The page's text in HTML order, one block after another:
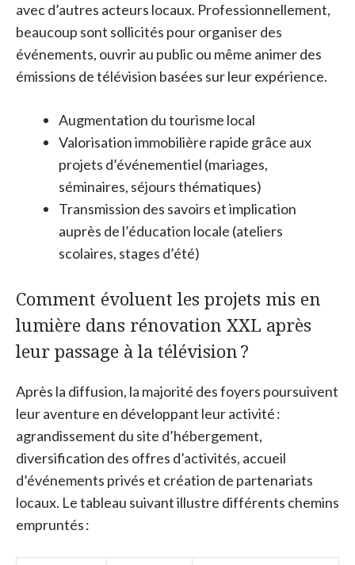
avec d’autres acteurs locaux. Professionnellement,
beaucoup sont sollicités pour organiser des
événements, ouvrir au public ou même animer des
émissions de télévision basées sur leur expérience.
Augmentation du tourisme local
Valorisation immobilière rapide grâce aux
projets d’événementiel (mariages,
séminaires, séjours thématiques)
Transmission des savoirs et implication
auprès de l’éducation locale (ateliers
scolaires, stages d’été)
Comment évoluent les projets mis en
lumière dans rénovation XXL après
leur passage à la télévision ?
Après la diffusion, la majorité des foyers poursuivent
leur aventure en développant leur activité :
agrandissement du site d’hébergement,
diversification des offres d’activités, accueil
d’événements privés et création de partenariats
locaux. Le tableau suivant illustre différents chemins
empruntés :